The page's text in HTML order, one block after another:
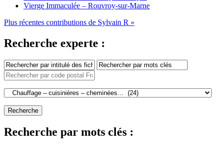
Vierge Immaculée – Rouvroy-sur-Marne
Plus récentes contributions de Sylvain R »
Recherche experte :
Recherche par mots clés :